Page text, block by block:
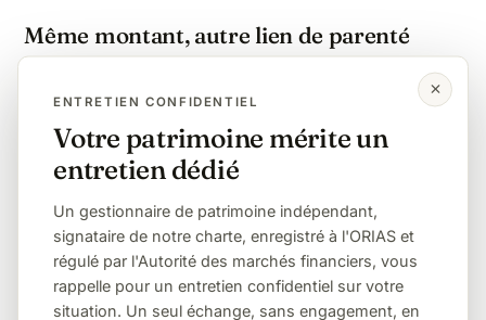
Même montant, autre lien de parenté
Neveu / nièce Sans lien (concubin, ami)
L'assurance vie, quasi indispensable
À 60 % de taxation, la transmission classique à un
concubin ou un ami est la plus lourde du droit
français. L'assurance vie (152 500 € d'abattement
ENTRETIEN CONFIDENTIEL
Votre patrimoine mérite un
entretien dédié
Un gestionnaire de patrimoine indépendant,
signataire de notre charte, enregistré à l'ORIAS et
régulé par l'Autorité des marchés financiers, vous
rappelle pour un entretien confidentiel sur votre
situation. Un seul échange, sans engagement, en